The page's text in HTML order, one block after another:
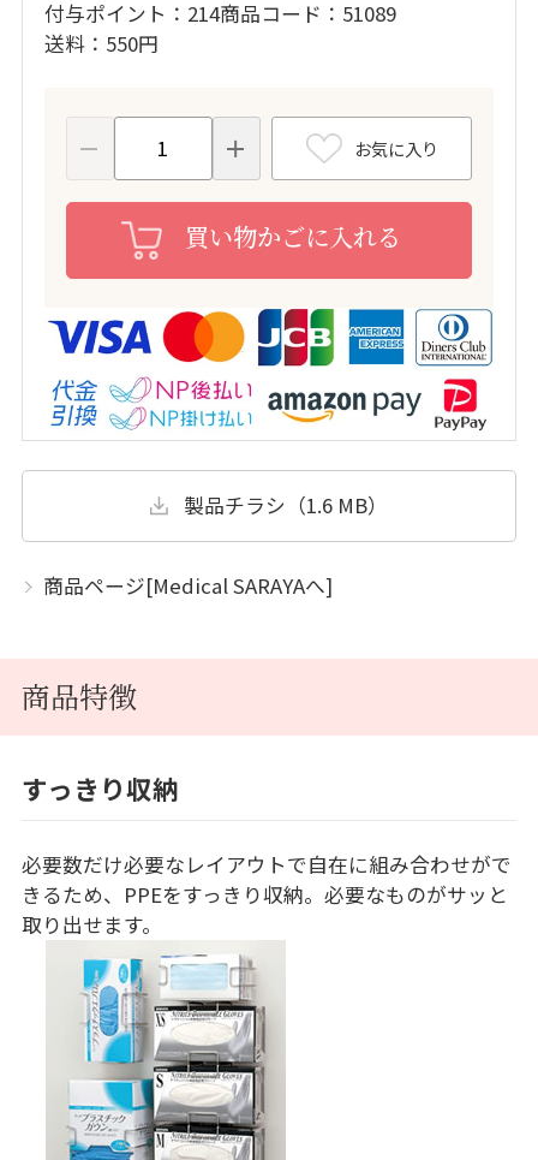
付与ポイント 214商品コード
51089
送料
550円
お気に入り
買い物かごに入れる
製品チラシ（1.6 MB）
商品ページ[Medical SARAYAへ]
商品特徴
すっきり収納
必要数だけ必要なレイアウトで自在に組み合わせがで
きるため、PPEをすっきり収納。必要なものがサッと
取り出せます。